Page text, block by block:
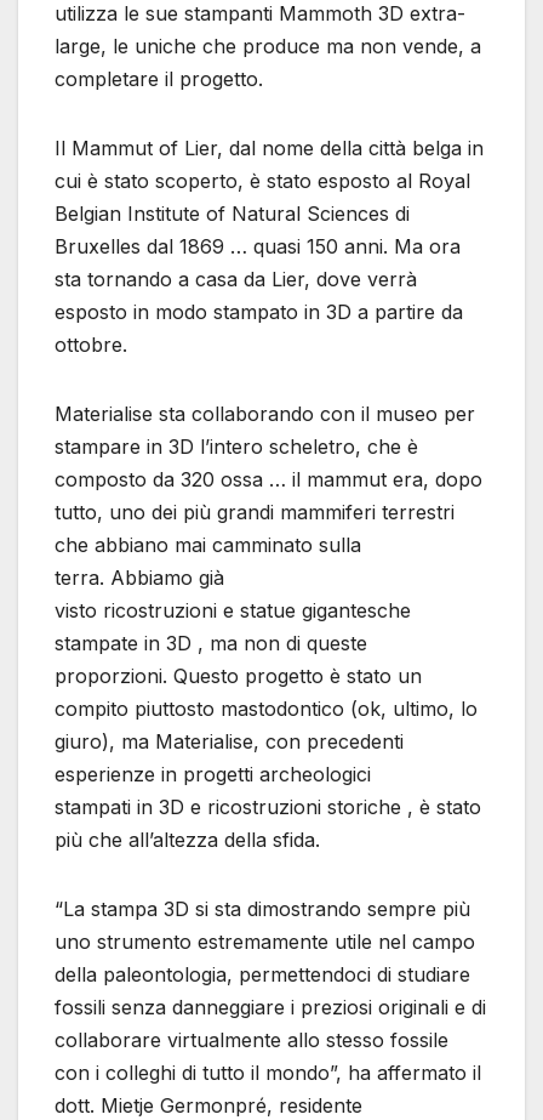
utilizza le sue stampanti Mammoth 3D extra-
large, le uniche che produce ma non vende, a
completare il progetto.
Il Mammut of Lier, dal nome della città belga in
cui è stato scoperto, è stato esposto al Royal
Belgian Institute of Natural Sciences di
Bruxelles dal 1869 … quasi 150 anni. Ma ora
sta tornando a casa da Lier, dove verrà
esposto in modo stampato in 3D a partire da
ottobre.
Materialise sta collaborando con il museo per
stampare in 3D l’intero scheletro, che è
composto da 320 ossa … il mammut era, dopo
tutto, uno dei più grandi mammiferi terrestri
che abbiano mai camminato sulla
terra. Abbiamo già
visto ricostruzioni e statue gigantesche
stampate in 3D , ma non di queste
proporzioni. Questo progetto è stato un
compito piuttosto mastodontico (ok, ultimo, lo
giuro), ma Materialise, con precedenti
esperienze in progetti archeologici
stampati in 3D e ricostruzioni storiche , è stato
più che all’altezza della sfida.
“La stampa 3D si sta dimostrando sempre più
uno strumento estremamente utile nel campo
della paleontologia, permettendoci di studiare
fossili senza danneggiare i preziosi originali e di
collaborare virtualmente allo stesso fossile
con i colleghi di tutto il mondo”, ha affermato il
dott. Mietje Germonpré, residente